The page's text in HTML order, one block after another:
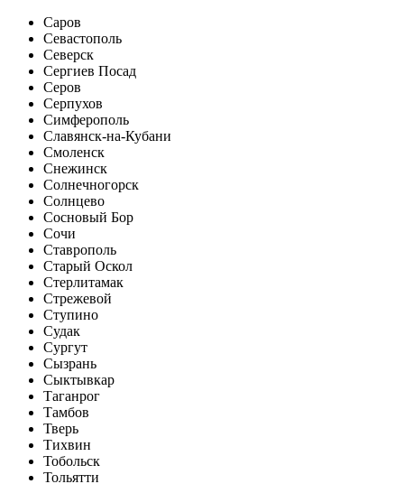
Саров
Севастополь
Северск
Сергиев Посад
Серов
Серпухов
Симферополь
Славянск-на-Кубани
Смоленск
Снежинск
Солнечногорск
Солнцево
Сосновый Бор
Сочи
Ставрополь
Старый Оскол
Стерлитамак
Стрежевой
Ступино
Судак
Сургут
Сызрань
Сыктывкар
Таганрог
Тамбов
Тверь
Тихвин
Тобольск
Тольятти